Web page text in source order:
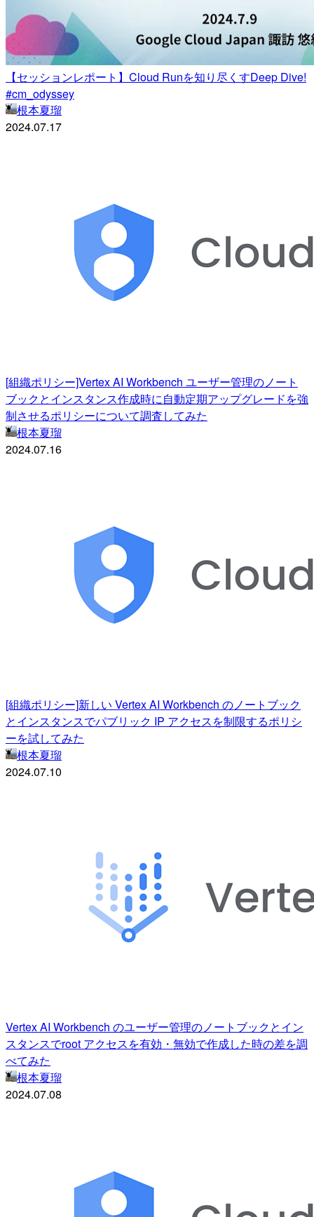
【セッションレポート】Cloud Runを知り尽くすDeep Dive!
#cm_odyssey
根本夏瑠
2024.07.17
[組織ポリシー]Vertex AI Workbench ユーザー管理のノート
ブックとインスタンス作成時に自動定期アップグレードを強
制させるポリシーについて調査してみた
根本夏瑠
2024.07.16
[組織ポリシー]新しい Vertex AI Workbench のノートブック
とインスタンスでパブリック IP アクセスを制限するポリシ
ーを試してみた
根本夏瑠
2024.07.10
Vertex AI Workbench のユーザー管理のノートブックとイン
スタンスでroot アクセスを有効・無効で作成した時の差を調
べてみた
根本夏瑠
2024.07.08